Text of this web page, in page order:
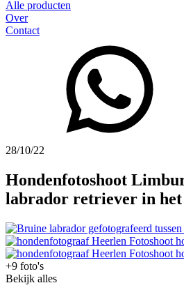
Alle producten
Over
Contact
28/10/22
Hondenfotoshoot
labrador retriever in het
+9 foto's
Bekijk alles